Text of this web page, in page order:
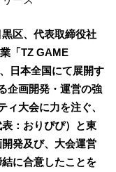
区、代表取締役社
「TZ GAME
日本全国にて展開す
企画開発・運営の強
大会に力を注ぐ、
：おりぴぴ）と東
発及び、大会運営
に合意したことを